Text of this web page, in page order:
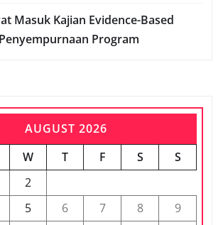
Masuk Kajian Evidence-Based
Program
AUGUST 2026
W T F S
S
2
5 6 7 8
9